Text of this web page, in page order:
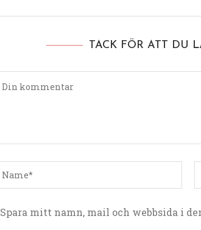
TACK FÖR ATT DU
Spara mitt namn, mail och webbsida i